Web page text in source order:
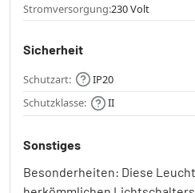
Stromversorgung:230 Volt
Sicherheit
Schutzart:
IP20
Schutzklasse:
II
Sonstiges
Besonderheiten: Diese